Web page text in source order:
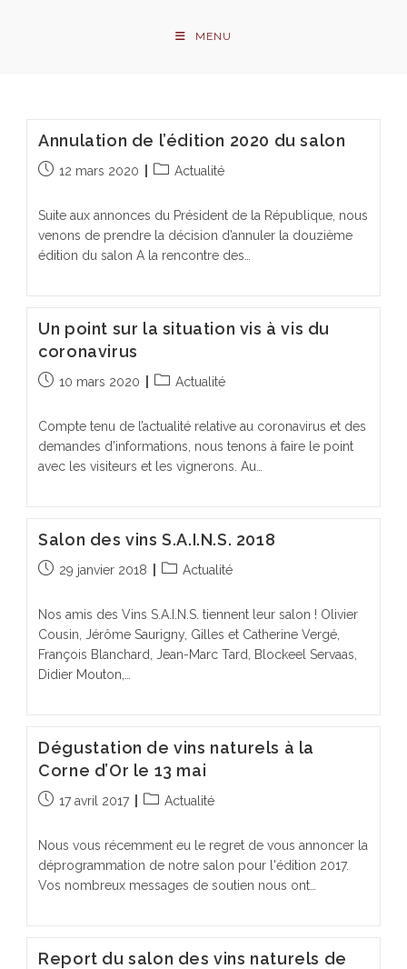
MENU
Annulation de l’édition 2020 du salon
Publication
12 mars 2020
PostActualité
Suite aux annonces du Président de la République, nous
venons de prendre la décision d’annuler la douzième
édition du salon A la rencontre des…
Un point sur la situation vis à vis du
coronavirus
Publication
10 mars 2020
PostActualité
Compte tenu de l’actualité relative au coronavirus et des
demandes d’informations, nous tenons à faire le point
avec les visiteurs et les vignerons. Au…
Salon des vins S.A.I.N.S. 2018
Publication
29 janvier 2018
PostActualité
Nos amis des Vins S.A.I.N.S. tiennent leur salon ! Olivier
Cousin, Jérôme Saurigny, Gilles et Catherine Vergé,
François Blanchard, Jean-Marc Tard, Blockeel Servaas,
Didier Mouton,…
Dégustation de vins naturels à la
Corne d’Or le 13 mai
Publication
17 avril 2017
PostActualité
Nous vous récemment eu le regret de vous annoncer la
déprogrammation de notre salon pour l'édition 2017.
Vos nombreux messages de soutien nous ont…
Report du salon des vins naturels de